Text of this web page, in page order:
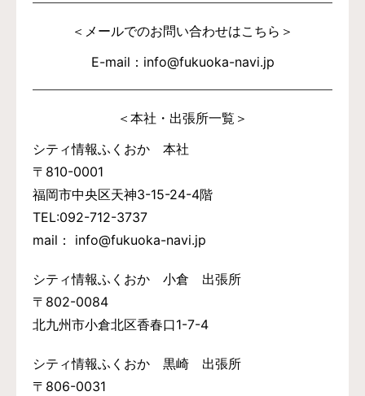
＜メールでのお問い合わせはこちら＞
E-mail：info@fukuoka-navi.jp
＜本社・出張所一覧＞
シティ情報ふくおか 本社
〒810-0001
福岡市中央区天神3-15-24-4階
TEL:092-712-3737
mail： info@fukuoka-navi.jp
シティ情報ふくおか 小倉 出張所
〒802-0084
北九州市小倉北区香春口1-7-4
シティ情報ふくおか 黒崎 出張所
〒806-0031